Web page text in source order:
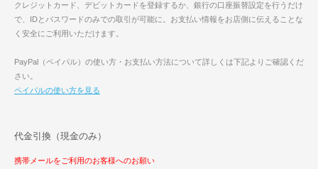
クレジットカード、デビットカードを登録するか、銀行の口座振替設定を行うだけ
で、IDとパスワードのみでの取引が可能に。お支払い情報をお店側に伝えることな
く安全にご利用いただけます。
PayPal（ペイパル）の使い方・お支払い方法について詳しくは下記よりご確認くだ
さい。
ペイパルの使い方を見る
代金引換（現金のみ）
携帯メールをご利用のお客様へのお願い